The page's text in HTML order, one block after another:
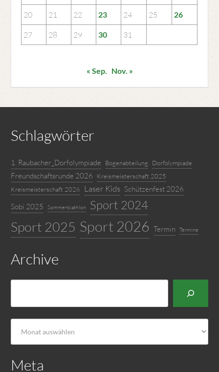
20 21 22 23 24 25 26
27 28 29 30 31
« Sep. Nov. »
Schlagwörter
1. Raubacher_Dorfolympiade Bogenabteilung Dorfolympiade
Freundschaftsrunde 2026
Kreismeisterschaft 2025
Kreismeisterschaft 2026
Laser Kids Schützenfest 2026
Sobi 2025
Sommerbiathlon Sport 2024
Sport 2025 Sport 2026 Termin Termine
Archive
Meta